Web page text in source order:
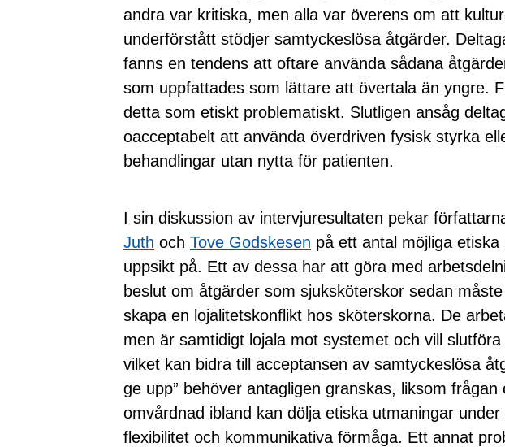
andra var kritiska, men alla var överens om att
underförstått stödjer samtyckeslösa åtgärder.
fanns en tendens att oftare använda sådana
som uppfattades som lättare att övertala än yngre.
detta som etiskt problematiskt. Slutligen ansåg
oacceptabelt att använda överdriven fysisk styrka
behandlingar utan nytta för patienten.
I sin diskussion av intervjuresultaten pekar
Juth och Tove Godskesen på ett antal möjliga
uppsikt på. Ett av dessa har att göra med
beslut om åtgärder som sjuksköterskor sedan
skapa en lojalitetskonflikt hos sköterskorna. De
men är samtidigt lojala mot systemet och vill
vilket kan bidra till acceptansen av samtyckeslösa
ge upp” behöver antagligen granskas, liksom frågan
omvårdnad ibland kan dölja etiska utmaningar
flexibilitet och kommunikativa förmåga. Ett annat